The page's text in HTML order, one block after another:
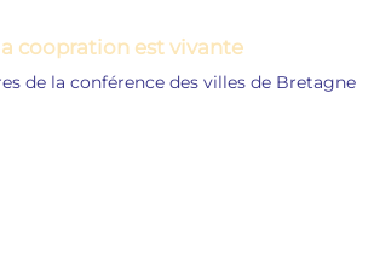
coopration est vivante
de la conférence des villes de Bretagne